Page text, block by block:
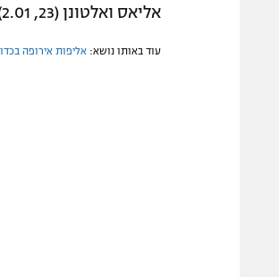
אליאס ואלטונן (23, 2.01) – מנרסה
עוד באותו נושא: אליפות אירופה